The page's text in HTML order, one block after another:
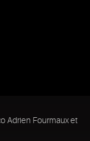
Adrien Fourmaux et